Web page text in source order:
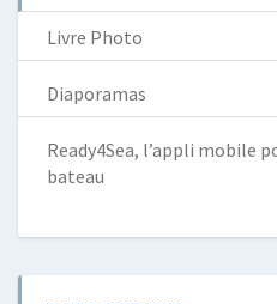
Livre Photo
Diaporamas
Ready4Sea, l’appli mobile
bateau